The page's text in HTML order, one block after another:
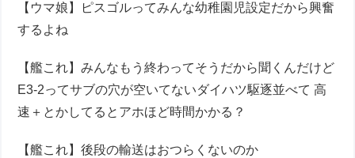
【ウマ娘】ピスゴルってみんな幼稚園児設定だから興奮
するよね
【艦これ】みんなもう終わってそうだから聞くんだけど
E3-2ってサブの穴が空いてないダイハツ駆逐並べて 高
速＋とかしてるとアホほど時間かかる？
【艦これ】後段の輸送はおつらくないのか